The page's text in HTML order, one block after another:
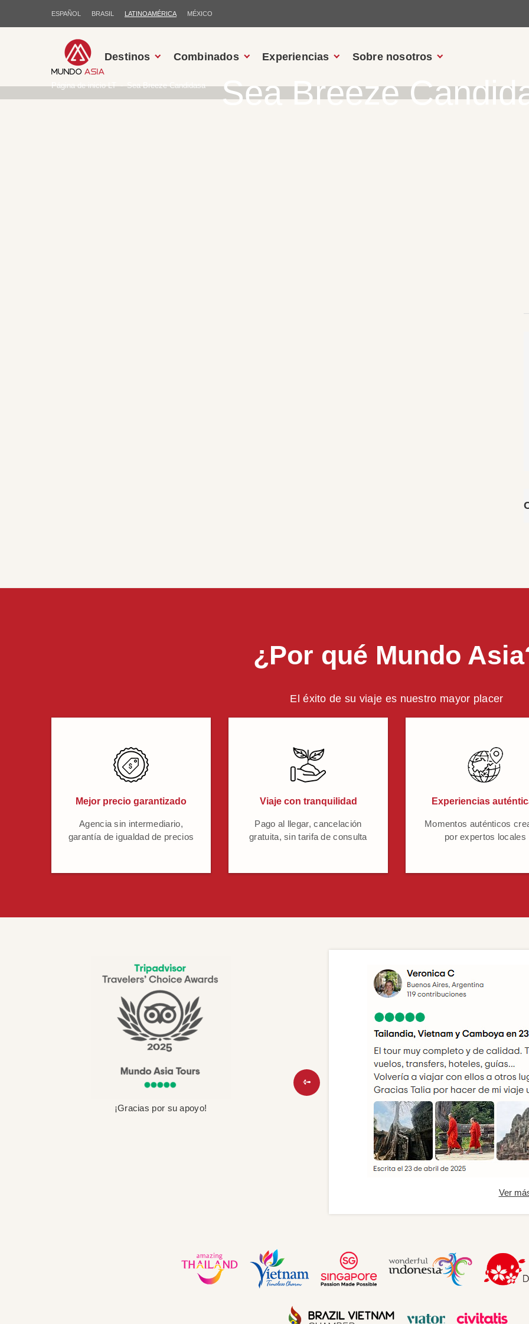
ESPAÑOL BRASIL LATINOAMÉRICA MÉXICO
Destinos Combinados Experiencias Sobre nosotros
Sea Breeze
Página de inicio LT Sea Breeze Candidasa
¿Por qué Mundo
El éxito de su viaje es nuestro mayor placer
Mejor precio garantizado
Agencia sin intermediario,
garantía de igualdad de precios
Viaje con tranquilidad
Pago al llegar, cancelación
gratuita, sin tarifa de consulta
Experiencias
Momentos auténticos
por expertos locales
¡Gracias por su apoyo!
Ver